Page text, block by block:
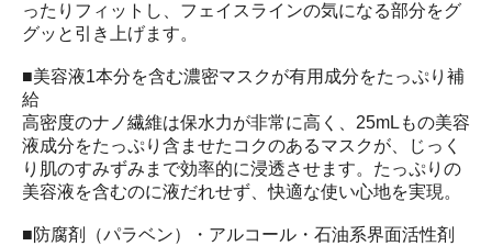
ったりフィットし、フェイスラインの気になる部分をグ
グッと引き上げます。
■美容液1本分を含む濃密マスクが有用成分をたっぷり補
給
高密度のナノ繊維は保水力が非常に高く、25mLもの美容
液成分をたっぷり含ませたコクのあるマスクが、じっく
り肌のすみずみまで効率的に浸透させます。たっぷりの
美容液を含むのに液だれせず、快適な使い心地を実現。
■防腐剤（パラベン）・アルコール・石油系界面活性剤